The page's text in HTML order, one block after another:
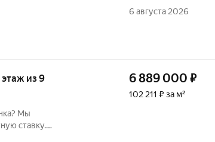
инфраструктуру и
6 августа 2026
этаж из 9
Мы
ставку.
6 889 000 ₽
102 211 ₽ за м²